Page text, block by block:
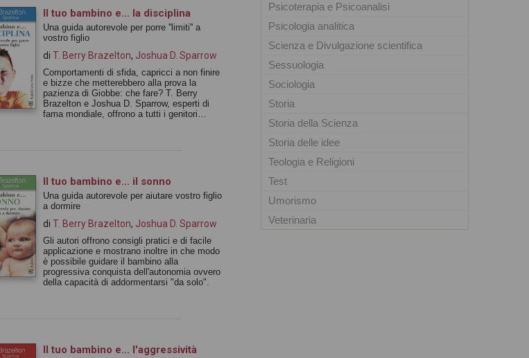
Il tuo bambino e... la disciplina
Una guida autorevole per porre ''limiti'' a
vostro figlio
di T. Berry Brazelton, Joshua D. Sparrow
Comportamenti di sfida, capricci a non finire
e bizze che metterebbero alla prova la
pazienza di Giobbe: che fare? T. Berry
Brazelton e Joshua D. Sparrow, esperti di
fama mondiale, offrono a tutti i genitori
"emergenza" ma anche per capire i diversi
tipi di segnali che dà il bambino dai primi
giorni di vita in poi, per mettere in pratica i
rimedi più appropriati in ogni occasione,
imparando a conoscere e valorizzare l'unicità
del suo carattere. Gli autori mostrano inoltre
in che modo è possibile guidare il bambino
alla progressiva conquista dell'autonomia
ovvero della capacità di comportarsi bene
"da solo".
Il tuo bambino e... il sonno
Una guida autorevole per aiutare vostro figlio
a dormire
di T. Berry Brazelton, Joshua D. Sparrow
Gli autori offrono consigli pratici e di facile
applicazione e mostrano inoltre in che modo
è possibile guidare il bambino alla
progressiva conquista dell'autonomia ovvero
della capacità di addormentarsi "da solo".
Il tuo bambino e... l'aggressività
Psicoterapia e Psicoanalisi
Psicologia analitica
Scienza e Divulgazione scientifica
Sessuologia
Sociologia
Storia
Storia della Scienza
Storia delle idee
Teologia e Religioni
Test
Umorismo
Veterinaria